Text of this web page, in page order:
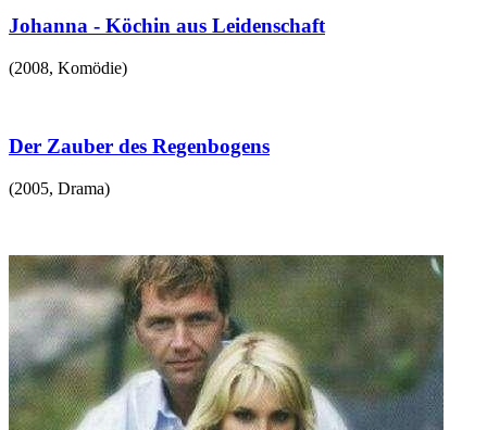
Johanna - Köchin aus Leidenschaft
(2008, Komödie)
Der Zauber des Regenbogens
(2005, Drama)